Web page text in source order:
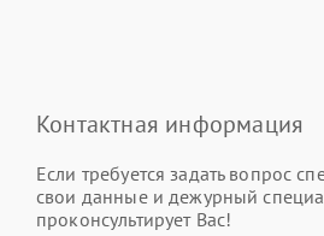
Контактная информация
Если требуется задать вопрос
свои данные и дежурный
проконсультирует Вас!